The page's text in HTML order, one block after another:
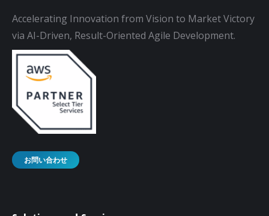
Accelerating Innovation from Vision to Market Victory
via AI-Driven, Result-Oriented Agile Development.
お問い合わせ